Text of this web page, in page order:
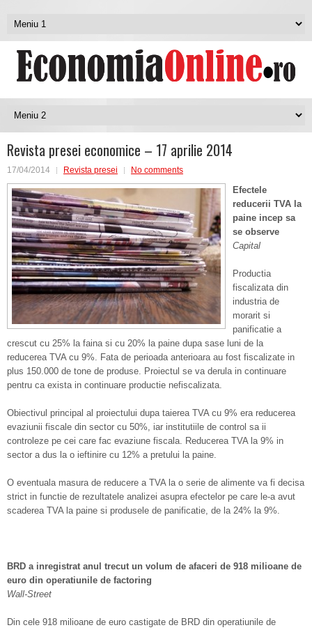
Revista presei economice – 17 aprilie 2014
17/04/2014 Revista presei No comments
Efectele
reducerii TVA la
paine incep sa
se observe
Capital
Productia
fiscalizata din
industria de
morarit si
panificatie a
crescut cu 25% la faina si cu 20% la paine dupa sase luni de la
reducerea TVA cu 9%. Fata de perioada anterioara au fost fiscalizate in
plus 150.000 de tone de produse. Proiectul se va derula in continuare
pentru ca exista in continuare productie nefiscalizata.
Obiectivul principal al proiectului dupa taierea TVA cu 9% era reducerea
evaziunii fiscale din sector cu 50%, iar institutiile de control sa ii
controleze pe cei care fac evaziune fiscala. Reducerea TVA la 9% in
sector a dus la o ieftinire cu 12% a pretului la paine.
O eventuala masura de reducere a TVA la o serie de alimente va fi decisa
strict in functie de rezultatele analizei asupra efectelor pe care le-a avut
scaderea TVA la paine si produsele de panificatie, de la 24% la 9%.
BRD a inregistrat anul trecut un volum de afaceri de 918 milioane de
euro din operatiunile de factoring
Wall-Street
Din cele 918 milioane de euro castigate de BRD din operatiunile de